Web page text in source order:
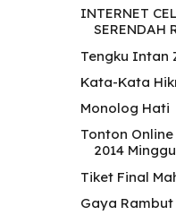
INTERNET
SERENDAH
Tengku Intan
Kata-Kata
Monolog Hati
Tonton
2014
Tiket Final
Gaya